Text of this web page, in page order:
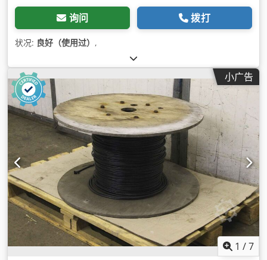
询问 拨打
状况: 良好（使用过） ,
小广告
1 /7